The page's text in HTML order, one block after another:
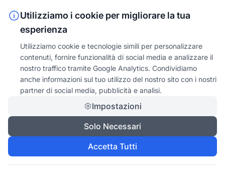
Utilizziamo i cookie per migliorare la tua
esperienza
Utilizziamo cookie e tecnologie simili per personalizzare
contenuti, fornire funzionalità di social media e analizzare il
nostro traffico tramite Google Analytics. Condividiamo
anche informazioni sul tuo utilizzo del nostro sito con i nostri
partner di social media, pubblicità e analisi.
Impostazioni
Solo Necessari
Accetta Tutti